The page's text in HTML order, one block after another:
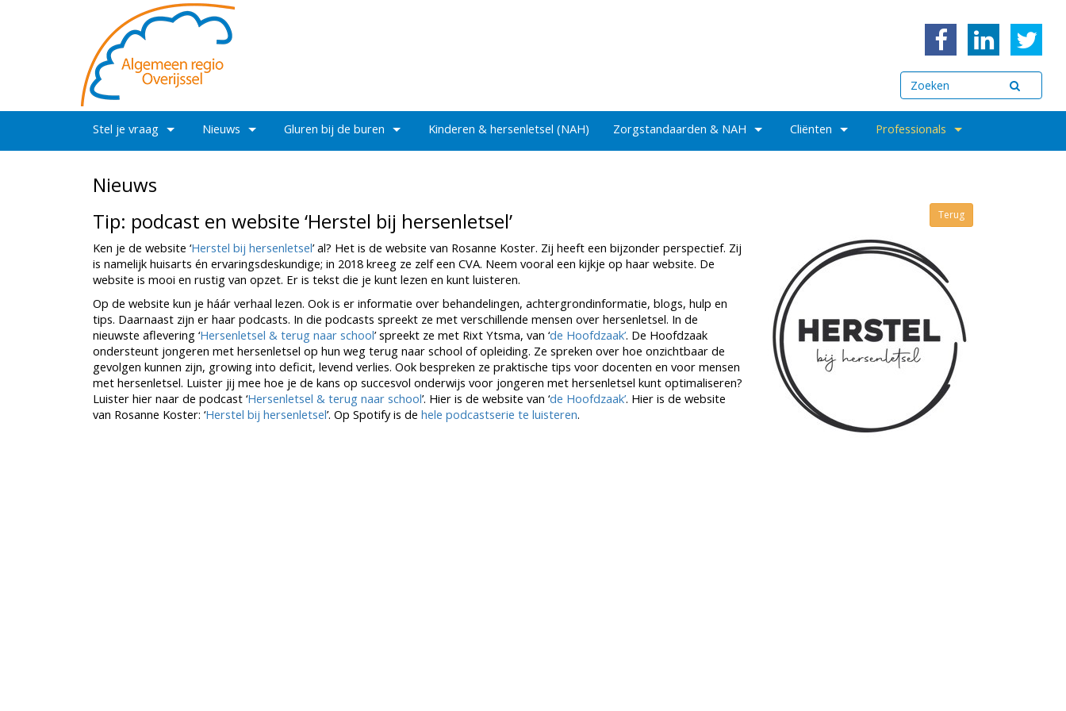
Stel je vraag Nieuws Gluren bij de buren Kinderen & hersenletsel (NAH) Zorgstandaarden & NAH Cliënten Professionals
Nieuws
Terug
Tip: podcast en website ‘Herstel bij hersenletsel’
Ken je de website ‘Herstel bij hersenletsel’ al? Het is de website van Rosanne Koster. Zij heeft een bijzonder perspectief. Zij
is namelijk huisarts én ervaringsdeskundige; in 2018 kreeg ze zelf een CVA. Neem vooral een kijkje op haar website. De
website is mooi en rustig van opzet. Er is tekst die je kunt lezen en kunt luisteren.
Op de website kun je háár verhaal lezen. Ook is er informatie over behandelingen, achtergrondinformatie, blogs, hulp en
tips. Daarnaast zijn er haar podcasts. In die podcasts spreekt ze met verschillende mensen over hersenletsel. In de
nieuwste aflevering ‘Hersenletsel & terug naar school’ spreekt ze met Rixt Ytsma, van ‘de Hoofdzaak’. De Hoofdzaak
ondersteunt jongeren met hersenletsel op hun weg terug naar school of opleiding. Ze spreken over hoe onzichtbaar de
gevolgen kunnen zijn, growing into deficit, levend verlies. Ook bespreken ze praktische tips voor docenten en voor mensen
met hersenletsel. Luister jij mee hoe je de kans op succesvol onderwijs voor jongeren met hersenletsel kunt optimaliseren?
Luister hier naar de podcast ‘Hersenletsel & terug naar school’. Hier is de website van ‘de Hoofdzaak’. Hier is de website
van Rosanne Koster: ‘Herstel bij hersenletsel’. Op Spotify is de hele podcastserie te luisteren.